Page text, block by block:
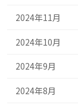
2024年11月
2024年10月
2024年9月
2024年8月